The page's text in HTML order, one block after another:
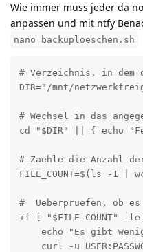
Wie immer muss jeder da
anpassen und mit ntfy
nano backuploeschen.sh
# Verzeichnis, in dem
DIR="/mnt/
# Wechsel in das
cd "$DIR" || { echo
# Zaehle die Anzahl
FILE_COUNT=$(ls -1 |
#  Ueberpruefen, ob
if [ "$FILE_COUNT" -
echo "Es gibt
curl -u